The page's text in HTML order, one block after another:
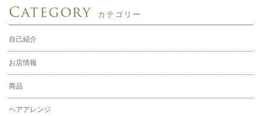
Category カテゴリー
自己紹介
お店情報
商品
ヘアアレンジ